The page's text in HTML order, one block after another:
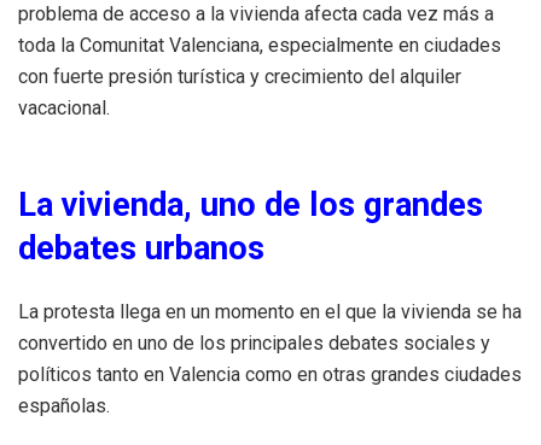
problema de acceso a la vivienda afecta cada vez más a
toda la Comunitat Valenciana, especialmente en ciudades
con fuerte presión turística y crecimiento del alquiler
vacacional.
La vivienda, uno de los grandes
debates urbanos
La protesta llega en un momento en el que la vivienda se ha
convertido en uno de los principales debates sociales y
políticos tanto en Valencia como en otras grandes ciudades
españolas.